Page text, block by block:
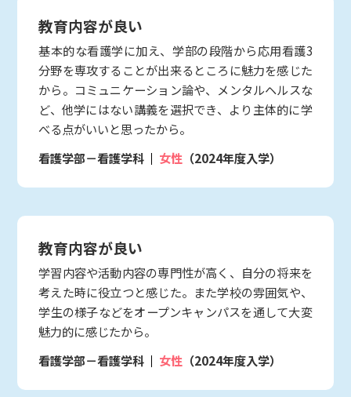
教育内容が良い
基本的な看護学に加え、学部の段階から応用看護3
分野を専攻することが出来るところに魅力を感じた
から。コミュニケーション論や、メンタルヘルスな
ど、他学にはない講義を選択でき、より主体的に学
べる点がいいと思ったから。
看護学部－看護学科
女性 （2024年度入学）
教育内容が良い
学習内容や活動内容の専門性が高く、自分の将来を
考えた時に役立つと感じた。また学校の雰囲気や、
学生の様子などをオープンキャンパスを通して大変
魅力的に感じたから。
看護学部－看護学科
女性 （2024年度入学）